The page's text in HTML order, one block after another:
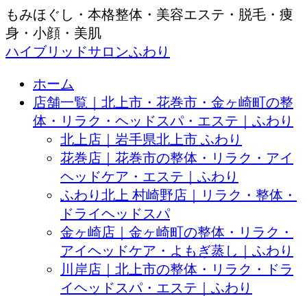
もみほぐし・本格整体・美容エステ・脱毛・痩
身・小顔・美肌
ハイブリッドサロンふわり
ホーム
店舗一覧｜北上市・花巻市・金ヶ崎町の整
体・リラク・ヘッドスパ・エステ｜ふわり
北上店｜岩手県北上市 ふわり
花巻店｜花巻市の整体・リラク・アイ
ヘッドケア・エステ｜ふわり
ふわり北上 村崎野店｜リラク・整体・
ドライヘッドスパ
金ヶ崎店｜金ヶ崎町の整体・リラク・
アイヘッドケア・よもぎ蒸し｜ふわり
川岸店｜北上市の整体・リラク・ドラ
イヘッドスパ・エステ｜ふわり